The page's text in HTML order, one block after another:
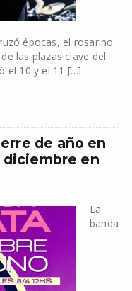
épocas, el rosarino
las plazas clave del
el 10 y el 11 […]
de año en
diciembre en
La
banda